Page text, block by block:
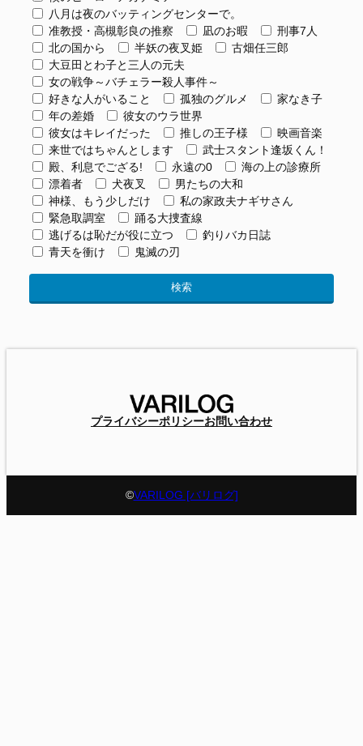
八月は夜のバッティングセンターで。
准教授・高槻彰良の推察
凪のお暇
刑事7人
北の国から
半妖の夜叉姫
古畑任三郎
大豆田とわ子と三人の元夫
女の戦争～バチェラー殺人事件～
好きな人がいること
孤独のグルメ
家なき子
年の差婚
彼女のウラ世界
彼女はキレイだった
推しの王子様
映画音楽
来世ではちゃんとします
武士スタント逢坂くん！
殿、利息でござる!
永遠の0
海の上の診療所
漂着者
犬夜叉
男たちの大和
神様、もう少しだけ
私の家政夫ナギサさん
緊急取調室
踊る大捜査線
逃げるは恥だが役に立つ
釣りバカ日誌
青天を衝け
鬼滅の刃
プライバシーポリシーお問い合わせ
©VARILOG [バリログ]